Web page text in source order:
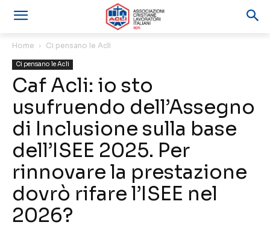
Home Ci pensano le Acli
Ci pensano le Acli
Caf Acli: io sto
usufruendo dell’Assegno
di Inclusione sulla base
dell’ISEE 2025. Per
rinnovare la prestazione
dovrò rifare l’ISEE nel
2026?